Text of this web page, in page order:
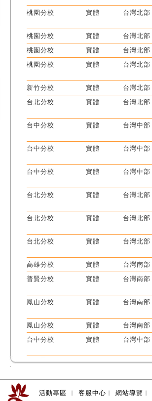
桃園分校
實體 台灣北部
桃園分校 實體 台灣北部
桃園分校
實體 台灣北部
桃園分校
實體 台灣北部
新竹分校
實體 台灣北部
台北分校
實體 台灣北部
台中分校
實體 台灣中部
台中分校
實體 台灣中部
台中分校
實體 台灣中部
台北分校
實體 台灣北部
台北分校
實體 台灣北部
台北分校
實體 台灣北部
高雄分校
實體 台灣南部
普賢分校
實體 台灣南部
鳳山分校
實體 台灣南部
鳳山分校 實體 台灣南部
台中分校
實體 台灣中部
活動專區 ︱ 客服中心 ︱ 網站導覽 ︱